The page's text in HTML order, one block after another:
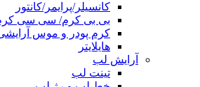
کانسیلر/پرایمر/کانتور
بی بی کرم/ سی سی
کرم پودر و موس
هایلایتر
آرایش لب
تینت لب